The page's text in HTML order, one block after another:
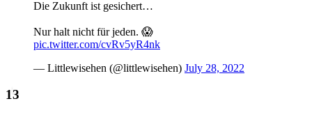
Die Zukunft ist gesichert…
Nur halt nicht für jeden. 😱
pic.twitter.com/cvRv5yR4nk
— Littlewisehen (@littlewisehen) July 28, 2022